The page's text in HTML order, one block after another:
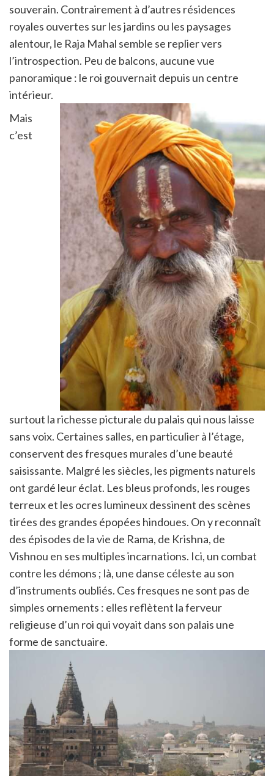
souverain. Contrairement à d’autres résidences
royales ouvertes sur les jardins ou les paysages
alentour, le Raja Mahal semble se replier vers
l’introspection. Peu de balcons, aucune vue
panoramique : le roi gouvernait depuis un centre
intérieur.
Mais
c’est
surtout la richesse picturale du palais qui nous laisse
sans voix. Certaines salles, en particulier à l’étage,
conservent des fresques murales d’une beauté
saisissante. Malgré les siècles, les pigments naturels
ont gardé leur éclat. Les bleus profonds, les rouges
terreux et les ocres lumineux dessinent des scènes
tirées des grandes épopées hindoues. On y reconnaît
des épisodes de la vie de Rama, de Krishna, de
Vishnou en ses multiples incarnations. Ici, un combat
contre les démons ; là, une danse céleste au son
d’instruments oubliés. Ces fresques ne sont pas de
simples ornements : elles reflètent la ferveur
religieuse d’un roi qui voyait dans son palais une
forme de sanctuaire.